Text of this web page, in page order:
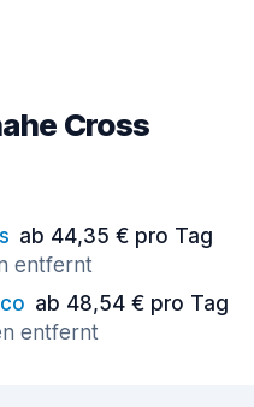
Cross
ab 44,35 € pro Tag
entfernt
ab 48,54 € pro Tag
entfernt